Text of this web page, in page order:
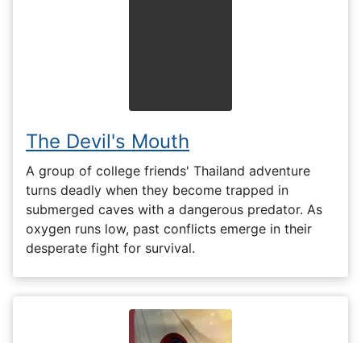
The Devil's Mouth
A group of college friends' Thailand adventure
turns deadly when they become trapped in
submerged caves with a dangerous predator. As
oxygen runs low, past conflicts emerge in their
desperate fight for survival.